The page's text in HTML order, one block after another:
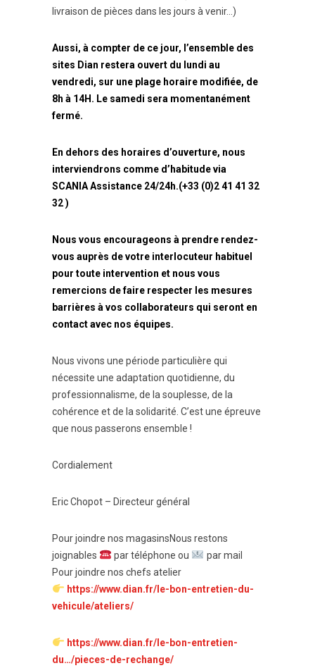
livraison de pièces dans les jours à venir…)
Aussi, à compter de ce jour, l’ensemble des
sites Dian restera ouvert du lundi au
vendredi, sur une plage horaire modifiée, de
8h à 14H. Le samedi sera momentanément
fermé.
En dehors des horaires d’ouverture, nous
interviendrons comme d’habitude via
SCANIA Assistance 24/24h.(+33 (0)2 41 41 32
32 )
Nous vous encourageons à prendre rendez-
vous auprès de votre interlocuteur habituel
pour toute intervention et nous vous
remercions de faire respecter les mesures
barrières à vos collaborateurs qui seront en
contact avec nos équipes.
Nous vivons une période particulière qui
nécessite une adaptation quotidienne, du
professionnalisme, de la souplesse, de la
cohérence et de la solidarité. C’est une épreuve
que nous passerons ensemble !
Cordialement
Eric Chopot – Directeur général
Pour joindre nos magasinsNous restons
joignables
par téléphone ou
par mail
Pour joindre nos chefs atelier
https://www.dian.fr/le-bon-entretien-du-
vehicule/ateliers/
https://www.dian.fr/le-bon-entretien-
du…/pieces-de-rechange/